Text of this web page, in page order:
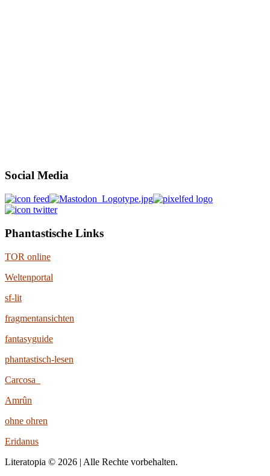
Social Media
Phantastische Links
TOR online
Weltenportal
sf-lit
fragmentansichten
fantasyguide
phantastisch-lesen
Carcosa
Amrûn
ohne ohren
Eridanus
Literatopia © 2026 | Alle Rechte vorbehalten.